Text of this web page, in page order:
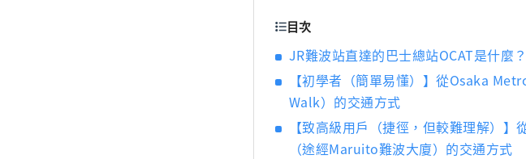
目次
JR難波站直達的巴士總站OCAT是什麼？
【初學者（簡單易懂）】從Osaka
Walk）的交通方式
【致高級用戶（捷徑，但較難理解）
（途經Maruito難波大廈）的交通方式